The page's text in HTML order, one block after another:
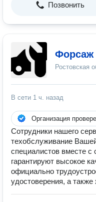
Позвонить
Форсаж
Ростовская
В сети 1 ч. назад
Организация
Сотрудники нашего
техобслуживание
специалистов вместе
гарантируют высокое
официально
удостоверения, а